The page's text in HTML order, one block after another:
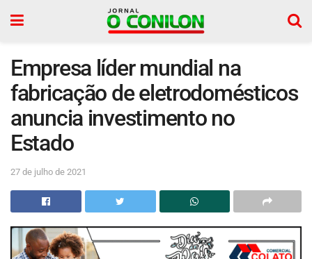
Empresa líder mundial na
fabricação de eletrodomésticos
anuncia investimento no
Estado
27 de julho de 2021